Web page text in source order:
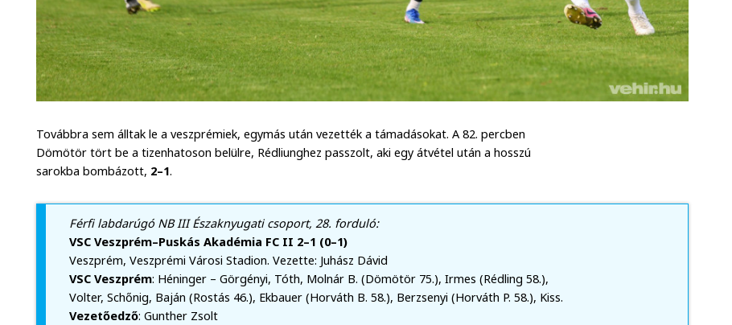
Továbbra sem álltak le a veszprémiek, egymás után vezették a támadásokat. A 82. percben
Dömötör tört be a tizenhatoson belülre, Rédliunghez passzolt, aki egy átvétel után a hosszú
sarokba bombázott, 2–1.
Férfi labdarúgó NB III Északnyugati csoport, 28. forduló:
VSC Veszprém–Puskás Akadémia FC II 2–1 (0–1)
Veszprém, Veszprémi Városi Stadion. Vezette: Juhász Dávid
VSC Veszprém: Héninger – Görgényi, Tóth, Molnár B. (Dömötör 75.), Irmes (Rédling 58.),
Volter, Schőnig, Baján (Rostás 46.), Ekbauer (Horváth B. 58.), Berzsenyi (Horváth P. 58.), Kiss.
Vezetőedző: Gunther Zsolt